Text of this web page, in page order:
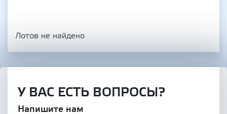
Лотов не найдено
У ВАС ЕСТЬ ВОПРОСЫ?
Напишите нам